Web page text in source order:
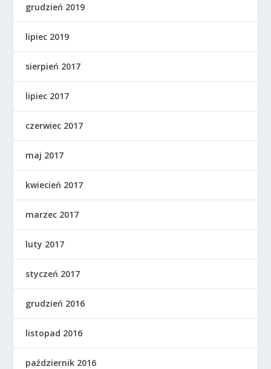
grudzień 2019
lipiec 2019
sierpień 2017
lipiec 2017
czerwiec 2017
maj 2017
kwiecień 2017
marzec 2017
luty 2017
styczeń 2017
grudzień 2016
listopad 2016
październik 2016